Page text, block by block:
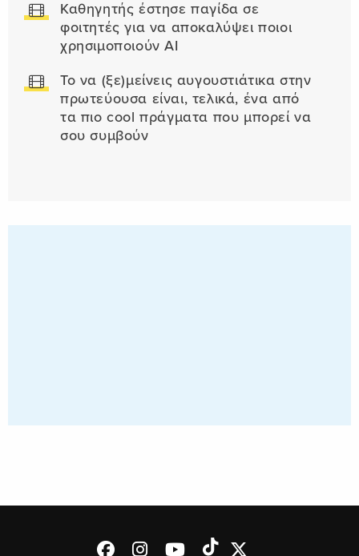
Καθηγητής έστησε παγίδα σε
φοιτητές για να αποκαλύψει ποιοι
χρησιμοποιούν AI
Το να (ξε)μείνεις αυγουστιάτικα στην
πρωτεύουσα είναι, τελικά, ένα από
τα πιο cool πράγματα που μπορεί να
σου συμβούν